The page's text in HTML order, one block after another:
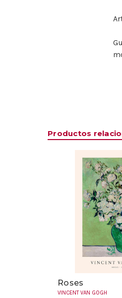
Productos
Roses
VINCENT VAN GOGH